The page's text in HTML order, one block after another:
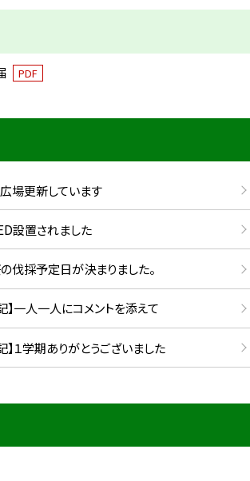
PDF
場更新しています
設置されました
伐採予定日が決まりました。
】一人一人にコメントを添えて
１学期ありがとうございました